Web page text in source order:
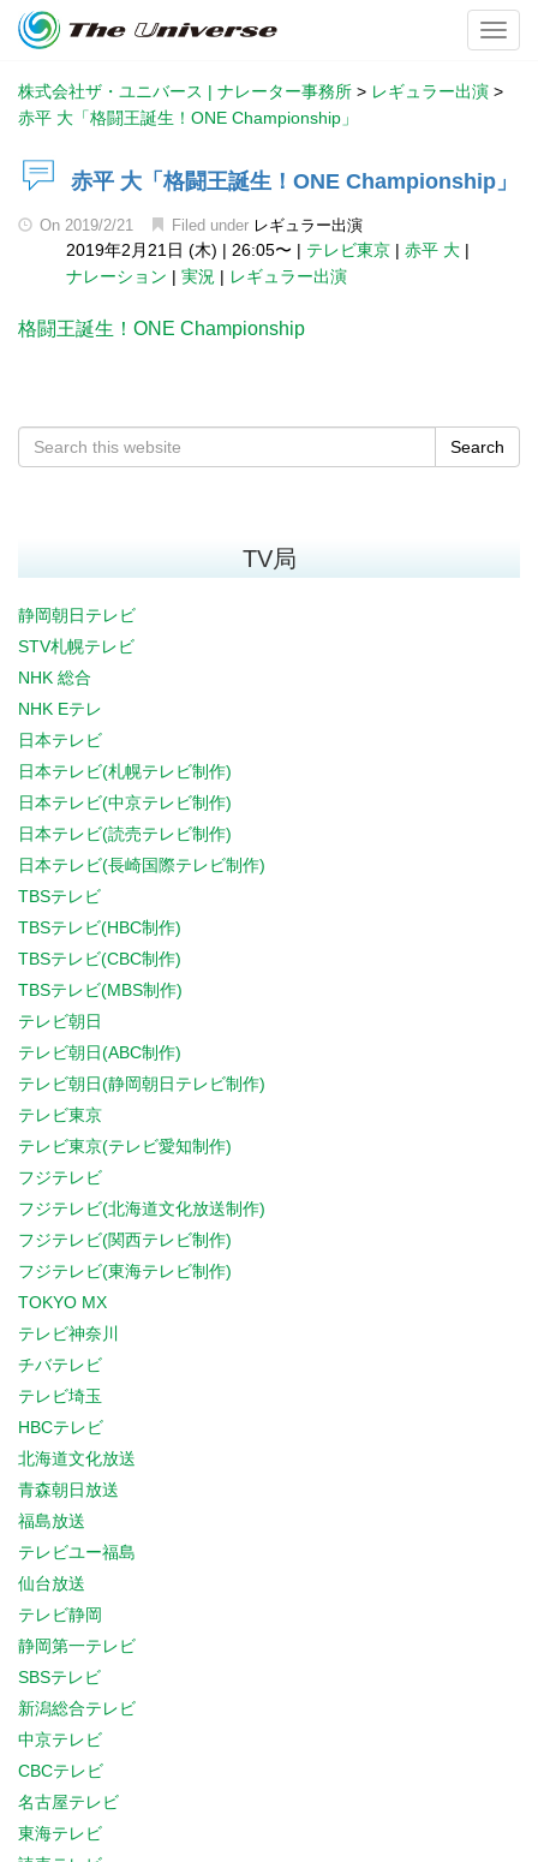
株式会社ザ・ユニバース | ナレーター事務所 > レギュラー出演 >
赤平 大「格闘王誕生！ONE Championship」
赤平 大「格闘王誕生！ONE Championship」
On 2019/2/21 Filed under レギュラー出演
2019年2月21日 (木) | 26:05〜 | テレビ東京 | 赤平 大 |
ナレーション | 実況 | レギュラー出演
格闘王誕生！ONE Championship
Search
TV局
静岡朝日テレビ
STV札幌テレビ
NHK 総合
NHK Eテレ
日本テレビ
日本テレビ(札幌テレビ制作)
日本テレビ(中京テレビ制作)
日本テレビ(読売テレビ制作)
日本テレビ(長崎国際テレビ制作)
TBSテレビ
TBSテレビ(HBC制作)
TBSテレビ(CBC制作)
TBSテレビ(MBS制作)
テレビ朝日
テレビ朝日(ABC制作)
テレビ朝日(静岡朝日テレビ制作)
テレビ東京
テレビ東京(テレビ愛知制作)
フジテレビ
フジテレビ(北海道文化放送制作)
フジテレビ(関西テレビ制作)
フジテレビ(東海テレビ制作)
TOKYO MX
テレビ神奈川
チバテレビ
テレビ埼玉
HBCテレビ
北海道文化放送
青森朝日放送
福島放送
テレビユー福島
仙台放送
テレビ静岡
静岡第一テレビ
SBSテレビ
新潟総合テレビ
中京テレビ
CBCテレビ
名古屋テレビ
東海テレビ